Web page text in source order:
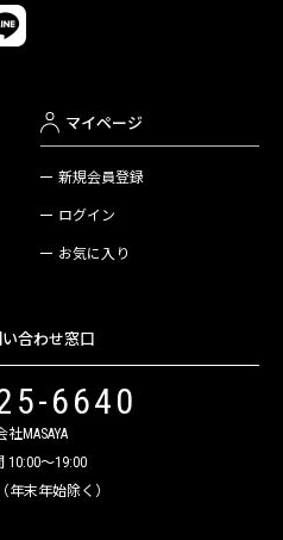
マイページ
新規会員登録
ログイン
お気に入り
合わせ窓口
6640
MASAYA
10:00～19:00
年末年始除く）